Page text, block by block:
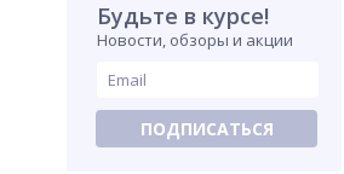
Будьте в курсе!
Новости, обзоры и акции
ПОДПИСАТЬСЯ